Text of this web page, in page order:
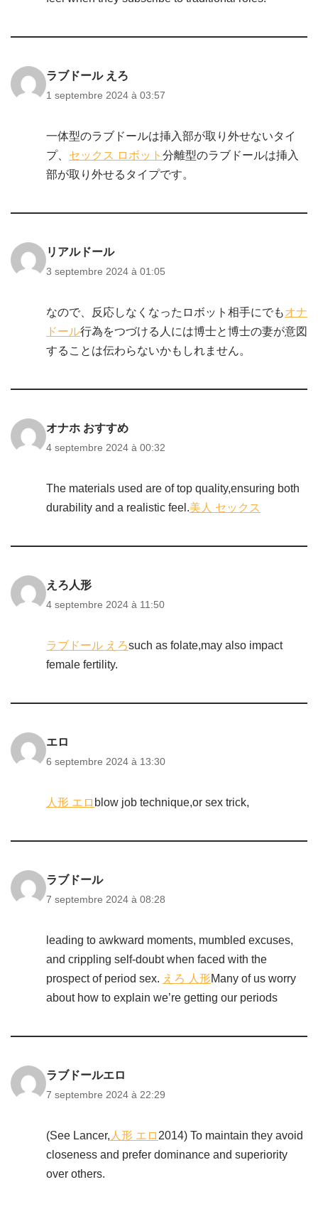
ラブドール えろ
1 septembre 2024 à 03:57
一体型のラブドールは挿入部が取り外せないタイ
プ、 セックス ロボット 分離型のラブドールは挿入
部が取り外せるタイプです。
リアルドール
3 septembre 2024 à 01:05
なので、反応しなくなったロボット相手にでもオナ
ドール行為をつづける人には博士と博士の妻が意図
することは伝わらないかもしれません。
オナホ おすすめ
4 septembre 2024 à 00:32
The materials used are of top quality,ensuring both
durability and a realistic feel.美人 セックス
えろ人形
4 septembre 2024 à 11:50
ラブドール えろsuch as folate,may also impact
female fertility.
エロ
6 septembre 2024 à 13:30
人形 エロ blow job technique,or sex trick,
ラブドール
7 septembre 2024 à 08:28
leading to awkward moments, mumbled excuses,
and crippling self-doubt when faced with the
prospect of period sex. えろ 人形Many of us worry
about how to explain we’re getting our periods
ラブドールエロ
7 septembre 2024 à 22:29
(See Lancer, 人形 エロ 2014) To maintain they avoid
closeness and prefer dominance and superiority
over others.